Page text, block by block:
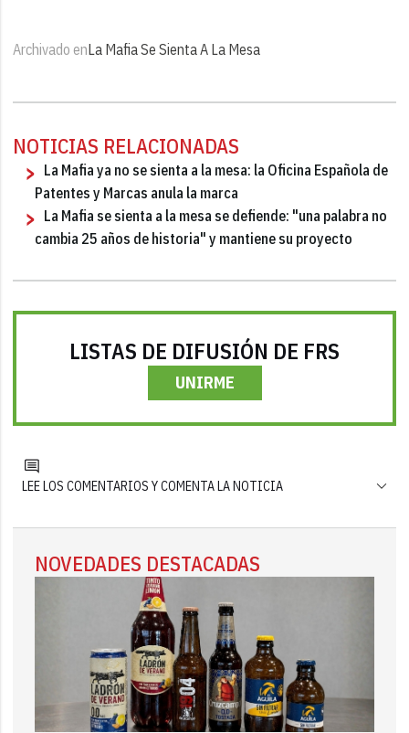
Archivado enLa Mafia Se Sienta A La Mesa
NOTICIAS RELACIONADAS
La Mafia ya no se sienta a la mesa: la Oficina Española de
Patentes y Marcas anula la marca
La Mafia se sienta a la mesa se defiende: "una palabra no
cambia 25 años de historia" y mantiene su proyecto
LISTAS DE DIFUSIÓN DE FRS
UNIRME
LEE LOS COMENTARIOS Y COMENTA LA NOTICIA
NOVEDADES DESTACADAS